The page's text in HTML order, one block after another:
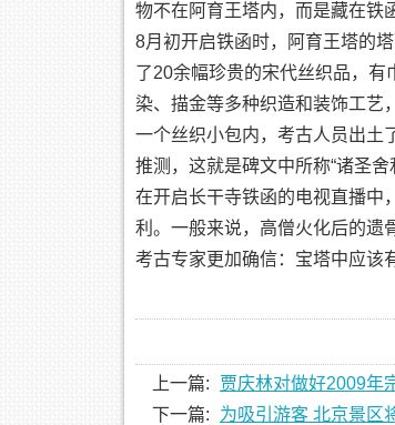
物不在阿育王塔内，而是藏在铁
8月初开启铁函时，阿育王塔的
了20余幅珍贵的宋代丝织品，
染、描金等多种织造和装饰工艺
一个丝织小包内，考古人员出土
推测，这就是碑文中所称“诸圣舍
在开启长干寺铁函的电视直播中
利。一般来说，高僧火化后的遗
考古专家更加确信：宝塔中应该
上一篇:
贾庆林对做好2009年
下一篇:
为吸引游客 北京景区